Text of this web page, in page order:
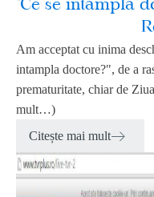
"Ce se intampla
Am acceptat cu inima
intampla doctore?", de a
prematuritate, chiar de
mult…)
Citește mai mult